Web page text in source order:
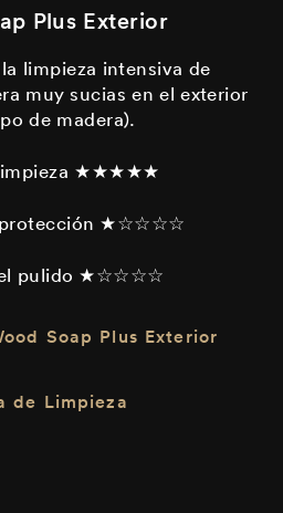
Plus Exterior
limpieza intensiva de
muy sucias en el exterior
de madera).
limpieza ★★★★★
protección ★☆☆☆☆
el pulido ★☆☆☆☆
Soap Plus Exterior
de Limpieza